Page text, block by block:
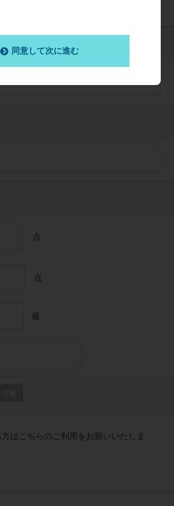
同意して次に進む
点
点
級
はこちらのご利用をお願いいたしま